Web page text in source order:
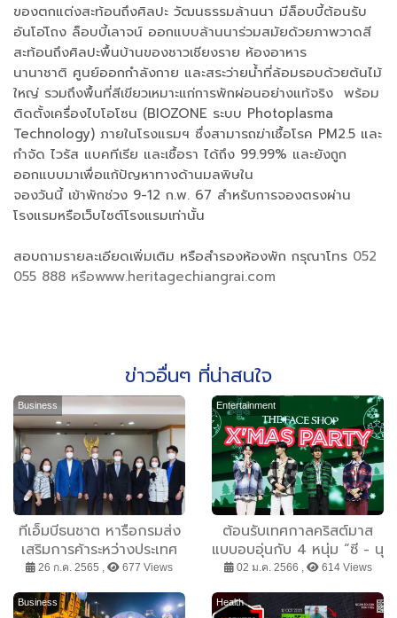
ของตกแต่งสะท้อนถึงศิลปะ วัฒนธรรมล้านนา มีล็อบบี้ต้อนรับ
อันโอ่โถง ล็อบบี้เลาจน์ ออกแบบล้านนาร่วมสมัยด้วยภาพวาดสี
สะท้อนถึงศิลปะพื้นบ้านของชาวเชียงราย ห้องอาหาร
นานาชาติ ศูนย์ออกกำลังกาย และสระว่ายน้ำที่ล้อมรอบด้วยต้นไม้
ใหญ่ รวมถึงพื้นที่สีเขียวเหมาะแก่การพักผ่อนอย่างแท้จริง พร้อม
ติดตั้งเครื่องไบโอโซน (BIOZONE ระบบ Photoplasma
Technology) ภายในโรงแรมฯ ซื่งสามารถฆ่าเชื้อโรค PM2.5 และ
กำจัด ไวรัส แบคทีเรีย และเชื้อรา ได้ถึง 99.99% และยังถูก
ออกแบบมาเพื่อแก้ปัญหาทางด้านมลพิษใน
จองวันนี้ เข้าพักช่วง 9-12 ก.พ. 67 สำหรับการจองตรงผ่าน
โรงแรมหรือเว็บไซต์โรงแรมเท่านั้น
สอบถามรายละเอียดเพิ่มเติม หรือสำรองห้องพัก กรุณาโทร 052
055 888 หรือwww.heritagechiangrai.com
ข่าวอื่นๆ ที่น่าสนใจ
Business
ทีเอ็มบีธนชาต หารือกรมส่ง
เสริมการค้าระหว่างประเทศ
เสริมความรู้และพัฒนาผู้
ประกอบการให้เติบโตอย่าง
ยั่งยืน
26 ก.ค. 2565 , 677 Views
Entertainment
ต้อนรับเทศกาลคริสต์มาส
แบบอบอุ่นกับ 4 หนุ่ม “ซี - นุ
นิว - เน็ต - เจมส์” ในงาน
THE FACE SHOP X’MAS
PARTY
02 ม.ค. 2566 , 614 Views
Business Health